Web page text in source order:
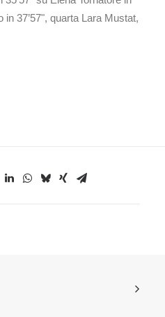
in 37’57", quarta Lara Mustat,